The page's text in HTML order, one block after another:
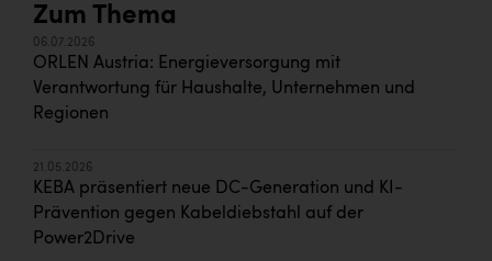
Zum Thema
06.07.2026
ORLEN Austria: Energieversorgung mit
Verantwortung für Haushalte, Unternehmen und
Regionen
21.05.2026
KEBA präsentiert neue DC-Generation und KI-
Prävention gegen Kabeldiebstahl auf der
Power2Drive